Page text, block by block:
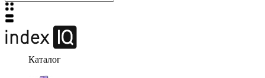
Каталог